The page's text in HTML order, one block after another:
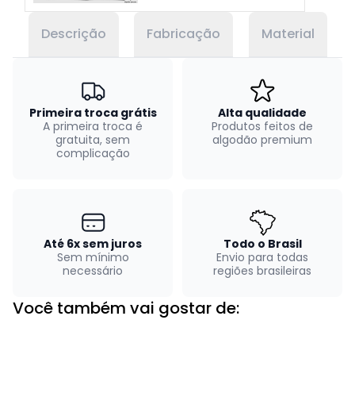
Descrição Fabricação Material
Primeira troca grátis
A primeira troca é
gratuita, sem
complicação
Alta qualidade
Produtos feitos de
algodão premium
Até 6x sem juros
Sem mínimo
necessário
Todo o Brasil
Envio para todas
regiões brasileiras
Você também vai gostar de: